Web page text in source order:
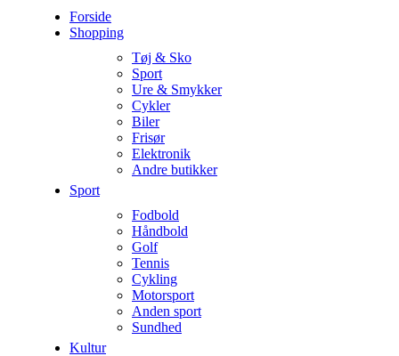
Forside
Shopping
Tøj & Sko
Sport
Ure & Smykker
Cykler
Biler
Frisør
Elektronik
Andre butikker
Sport
Fodbold
Håndbold
Golf
Tennis
Cykling
Motorsport
Anden sport
Sundhed
Kultur